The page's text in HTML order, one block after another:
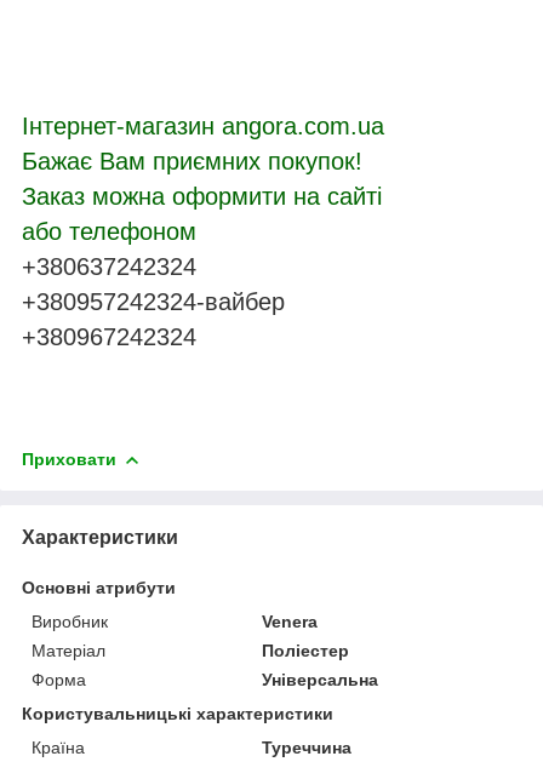
Інтернет-магазин angora.com.ua
Бажає Вам приємних покупок!
Заказ можна оформити на сайті
або телефоном
+380637242324
+380957242324-вайбер
+380967242324
Приховати
Характеристики
Основні атрибути
Виробник
Venera
Матеріал
Поліестер
Форма
Універсальна
Користувальницькі характеристики
Країна
Туреччина